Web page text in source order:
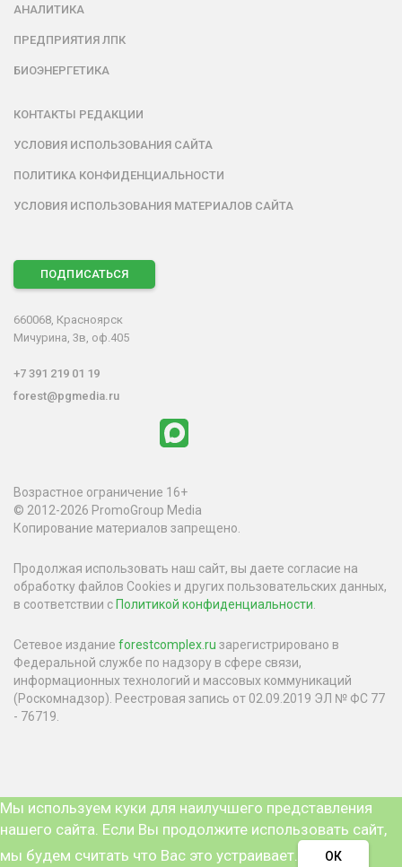
АНАЛИТИКА
ПРЕДПРИЯТИЯ ЛПК
БИОЭНЕРГЕТИКА
КОНТАКТЫ РЕДАКЦИИ
УСЛОВИЯ ИСПОЛЬЗОВАНИЯ САЙТА
ПОЛИТИКА КОНФИДЕНЦИАЛЬНОСТИ
УСЛОВИЯ ИСПОЛЬЗОВАНИЯ МАТЕРИАЛОВ САЙТА
ПОДПИСАТЬСЯ
660068, Красноярск
Мичурина, 3в, оф.405
+7 391 219 01 19
forest@pgmedia.ru
Возрастное ограничение 16+
© 2012-2026 PromoGroup Media
Копирование материалов запрещено.
Продолжая использовать наш сайт, вы даете согласие на
обработку файлов Cookies и других пользовательских данных,
в соответствии сПолитикой конфиденциальности
Сетевое издание forestcomplex.ru зарегистрировано в
Федеральной службе по надзору в сфере связи,
информационных технологий и массовых коммуникаций
(Роскомнадзор). Реестровая запись от 02.09.2019 ЭЛ № ФС 77
- 76719.
Мы используем куки для наилучшего представления
нашего сайта. Если Вы продолжите использовать сайт,
мы будем считать что Вас это устраивает.
ОК